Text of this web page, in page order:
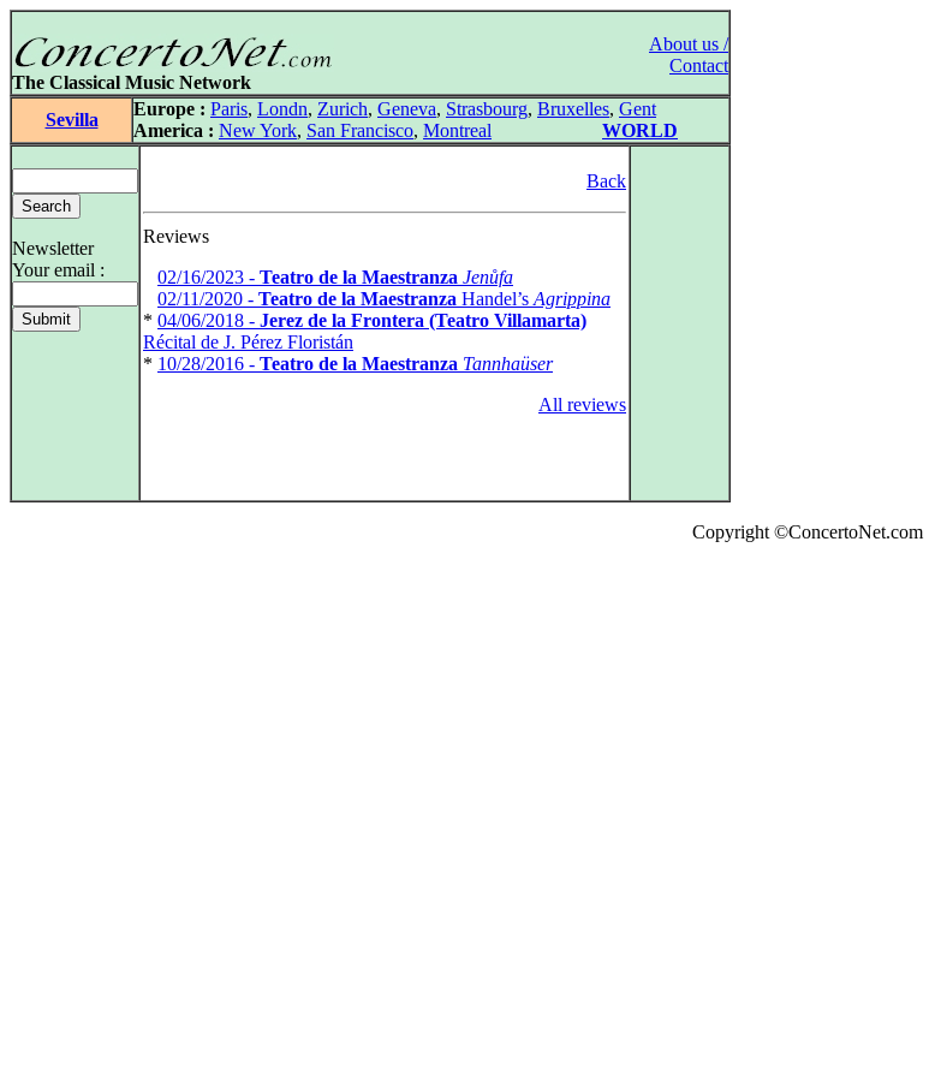
About us /
Contact
The Classical Music Network
Sevilla
Europe : Paris, Londn, Zurich, Geneva, Strasbourg, Bruxelles, Gent
America : New York, San Francisco, Montreal WORLD
Newsletter
Your email :
Back
Reviews
02/16/2023 - Teatro de la Maestranza Jenůfa
02/11/2020 - Teatro de la Maestranza Handel’s Agrippina
* 04/06/2018 - Jerez de la Frontera (Teatro Villamarta)
Récital de J. Pérez Floristán
* 10/28/2016 - Teatro de la Maestranza Tannhaüser
All reviews
Copyright ©ConcertoNet.com